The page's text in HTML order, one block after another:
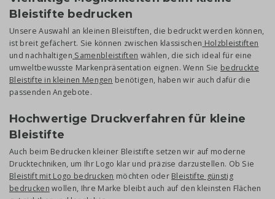
Bleistifte bedrucken
Unsere Auswahl an kleinen Bleistiften, die bedruckt werden können,
ist breit gefächert. Sie können zwischen klassischen Holzbleistiften
und nachhaltigen Samenbleistiften wählen, die sich ideal für eine
umweltbewusste Markenpräsentation eignen. Wenn Sie bedruckte
Bleistifte in kleinen Mengen benötigen, haben wir auch dafür die
passenden Angebote.
Hochwertige Druckverfahren für kleine
Bleistifte
Auch beim Bedrucken kleiner Bleistifte setzen wir auf moderne
Drucktechniken, um Ihr Logo klar und präzise darzustellen. Ob Sie
Bleistift mit Logo bedrucken möchten oder Bleistifte günstig
bedrucken wollen, Ihre Marke bleibt auch auf den kleinsten Flächen